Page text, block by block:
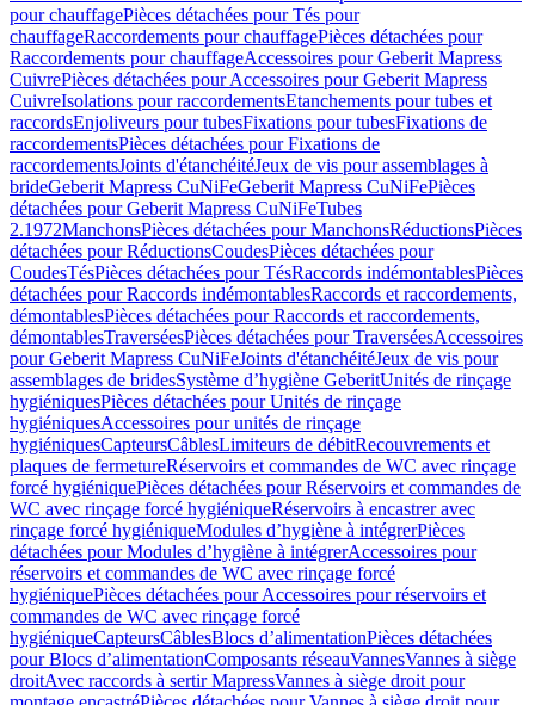
pour chauffagePièces détachées pour Tés pour
chauffageRaccordements pour chauffagePièces détachées pour
Raccordements pour chauffageAccessoires pour Geberit Mapress
CuivrePièces détachées pour Accessoires pour Geberit Mapress
CuivreIsolations pour raccordementsEtanchements pour tubes et
raccordsEnjoliveurs pour tubesFixations pour tubesFixations de
raccordementsPièces détachées pour Fixations de
raccordementsJoints d'étanchéitéJeux de vis pour assemblages à
brideGeberit Mapress CuNiFeGeberit Mapress CuNiFePièces
détachées pour Geberit Mapress CuNiFeTubes
2.1972ManchonsPièces détachées pour ManchonsRéductionsPièces
détachées pour RéductionsCoudesPièces détachées pour
CoudesTésPièces détachées pour TésRaccords indémontablesPièces
détachées pour Raccords indémontablesRaccords et raccordements,
démontablesPièces détachées pour Raccords et raccordements,
démontablesTraverséesPièces détachées pour TraverséesAccessoires
pour Geberit Mapress CuNiFeJoints d'étanchéitéJeux de vis pour
assemblages de bridesSystème d’hygiène GeberitUnités de rinçage
hygiéniquesPièces détachées pour Unités de rinçage
hygiéniquesAccessoires pour unités de rinçage
hygiéniquesCapteursCâblesLimiteurs de débitRecouvrements et
plaques de fermetureRéservoirs et commandes de WC avec rinçage
forcé hygiéniquePièces détachées pour Réservoirs et commandes de
WC avec rinçage forcé hygiéniqueRéservoirs à encastrer avec
rinçage forcé hygiéniqueModules d’hygiène à intégrerPièces
détachées pour Modules d’hygiène à intégrerAccessoires pour
réservoirs et commandes de WC avec rinçage forcé
hygiéniquePièces détachées pour Accessoires pour réservoirs et
commandes de WC avec rinçage forcé
hygiéniqueCapteursCâblesBlocs d’alimentationPièces détachées
pour Blocs d’alimentationComposants réseauVannesVannes à siège
droitAvec raccords à sertir MapressVannes à siège droit pour